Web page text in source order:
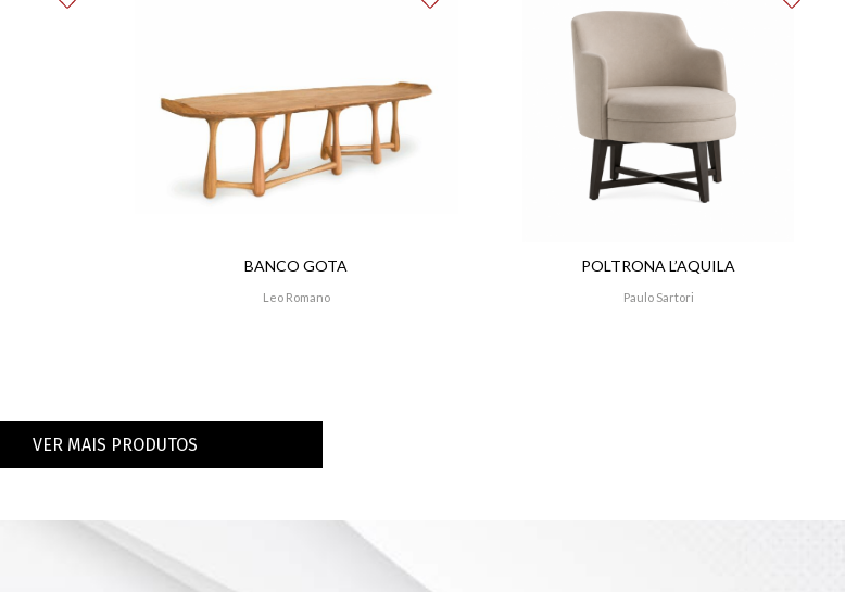
BANCO GOTA
Leo Romano
POLTRONA L’AQUILA
Paulo Sartori
VER MAIS PRODUTOS